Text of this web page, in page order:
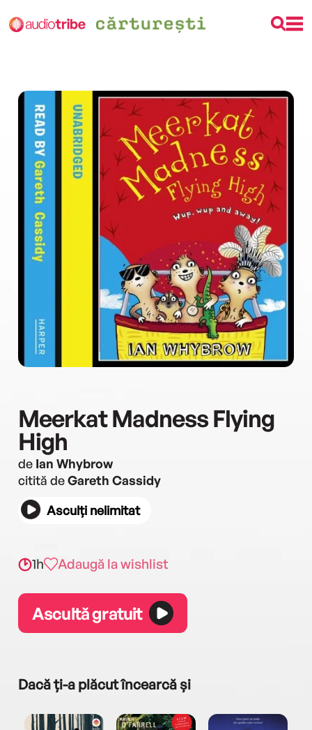
Meerkat Madness Flying
High
de Ian Whybrow
citită deGareth Cassidy
Asculți nelimitat
1h Adaugă la wishlist
Ascultă gratuit
Dacă ți-a plăcut încearcă și